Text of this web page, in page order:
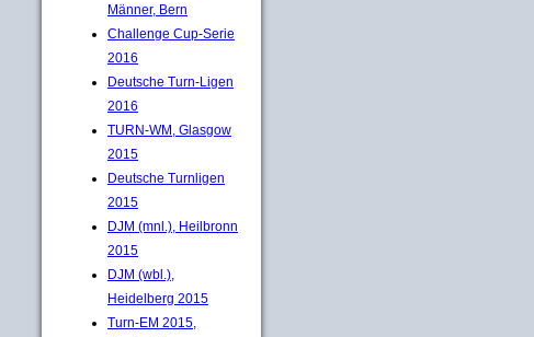
Männer, Bern
Challenge Cup-Serie
2016
Deutsche Turn-Ligen
2016
TURN-WM, Glasgow
2015
Deutsche Turnligen
2015
DJM (mnl.), Heilbronn
2015
DJM (wbl.),
Heidelberg 2015
Turn-EM 2015,